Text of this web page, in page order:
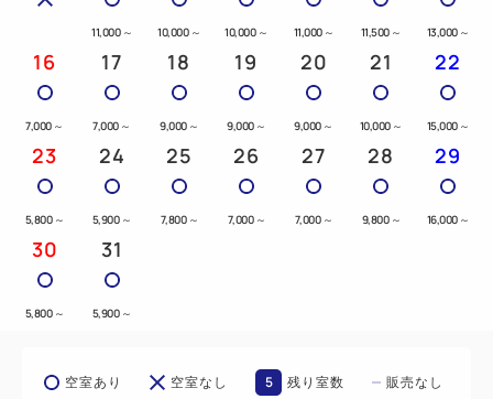
11,000 ～ 10,000 ～ 10,000 ～ 11,000 ～ 11,500 ～ 13,000 ～
16
7,000 ～
17
7,000 ～
18
9,000 ～
19
9,000 ～
20
9,000 ～
21
10,000 ～
22
15,000 ～
23
5,800 ～
24
5,900 ～
25
7,800 ～
26
7,000 ～
27
7,000 ～
28
9,800 ～
29
16,000 ～
30
5,800 ～
31
5,900 ～
空室あり 空室なし 5 残り室数 販売なし